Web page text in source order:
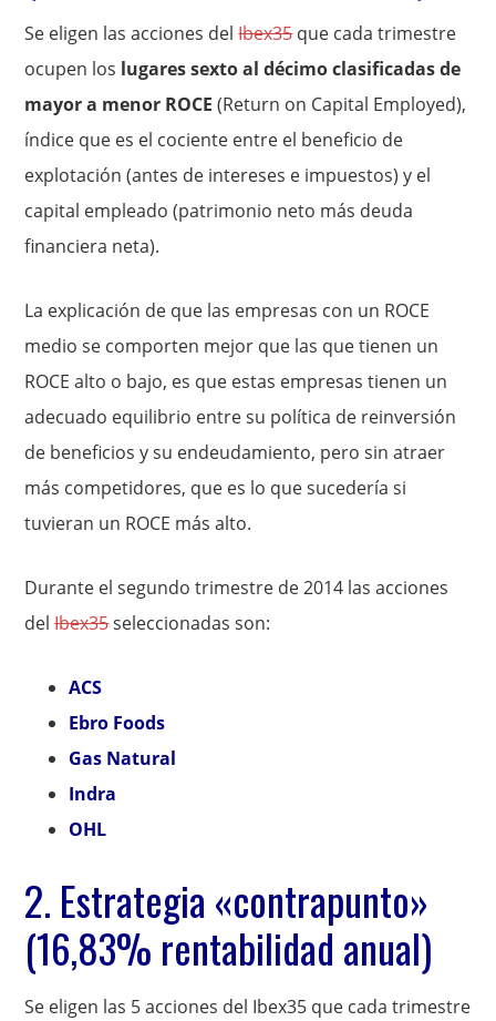
Se eligen las acciones delIbex35que cada trimestre
ocupen los lugares sexto al décimo clasificadas de
mayor a menor ROCE (Return on Capital Employed),
índice que es el cociente entre el beneficio de
explotación (antes de intereses e impuestos) y el
capital empleado (patrimonio neto más deuda
financiera neta).
La explicación de que las empresas con un ROCE
medio se comporten mejor que las que tienen un
ROCE alto o bajo, es que estas empresas tienen un
adecuado equilibrio entre su política de reinversión
de beneficios y su endeudamiento, pero sin atraer
más competidores, que es lo que sucedería si
tuvieran un ROCE más alto.
Durante el segundo trimestre de 2014 las acciones
delIbex35seleccionadas son:
ACS
Ebro Foods
Gas Natural
Indra
OHL
2. Estrategia «contrapunto»
(16,83% rentabilidad anual)
Se eligen las 5 acciones del Ibex35 que cada trimestre